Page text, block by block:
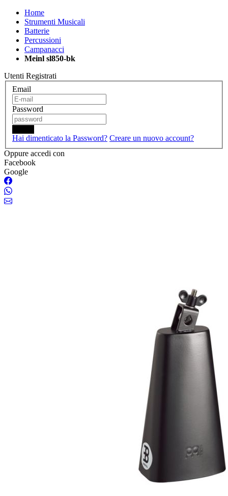
Home
Strumenti Musicali
Batterie
Percussioni
Campanacci
Meinl sl850-bk
Utenti Registrati
Email
Password
Hai dimenticato la Password? Creare un nuovo account?
Oppure accedi con
Facebook
Google